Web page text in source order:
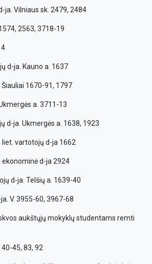
ja. Vilniaus sk. 2479, 2484
2563, 3718-19
d-ja. Kauno a. 1637
1670-91, 1797
a. 3711-13
d-ja. Ukmergės a. 1638, 1923
liet. vartotojų d-ja 1662
ekonominė d-ja 2924
d-ja. Telšių a. 1639-40
V. 3955-60, 3967-68
aukštųjų mokyklų studentams remti
45, 83, 92